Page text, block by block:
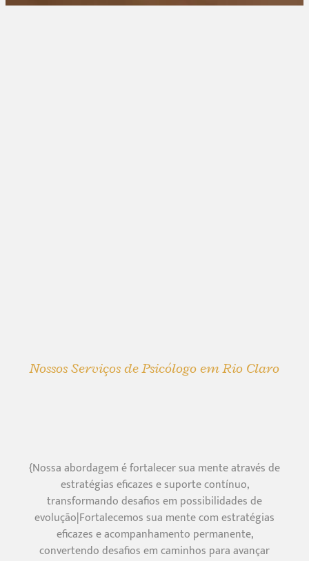
Nossos Serviços de Psicólogo em Rio Claro
{Nossa abordagem é fortalecer sua mente através de
estratégias eficazes e suporte contínuo,
transformando desafios em possibilidades de
evolução|Fortalecemos sua mente com estratégias
eficazes e acompanhamento permanente,
convertendo desafios em caminhos para avançar